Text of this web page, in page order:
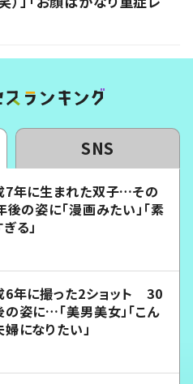
SNS
7年に生まれた双子…その
後の姿に「漫画みたい」「素
る」
6年に撮った2ショット 30
姿に…「美男美女」「こん
になりたい」